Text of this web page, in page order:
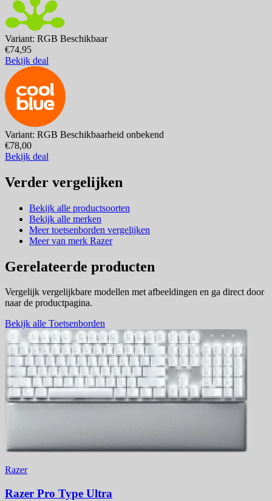
Variant: RGB Beschikbaar
€74,95
Bekijk deal
Variant: RGB Beschikbaarheid onbekend
€78,00
Bekijk deal
Verder vergelijken
Bekijk alle productsoorten
Bekijk alle merken
Meer toetsenborden vergelijken
Meer van merk Razer
Gerelateerde producten
Vergelijk vergelijkbare modellen met afbeeldingen en ga direct door
naar de productpagina.
Bekijk alle Toetsenborden
Razer
Razer Pro Type Ultra